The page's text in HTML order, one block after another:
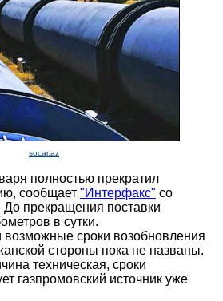
socar.az
полностью прекратил
сообщает "Интерфакс" со
прекращения поставки
в сутки.
возможные сроки возобновления
стороны пока не названы.
техническая, сроки
газпромовский источник уже